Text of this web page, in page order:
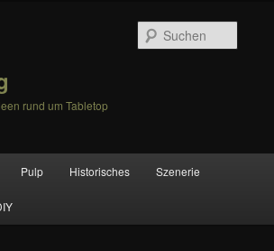
rund um Tabletop
Pulp Historisches Szenerie